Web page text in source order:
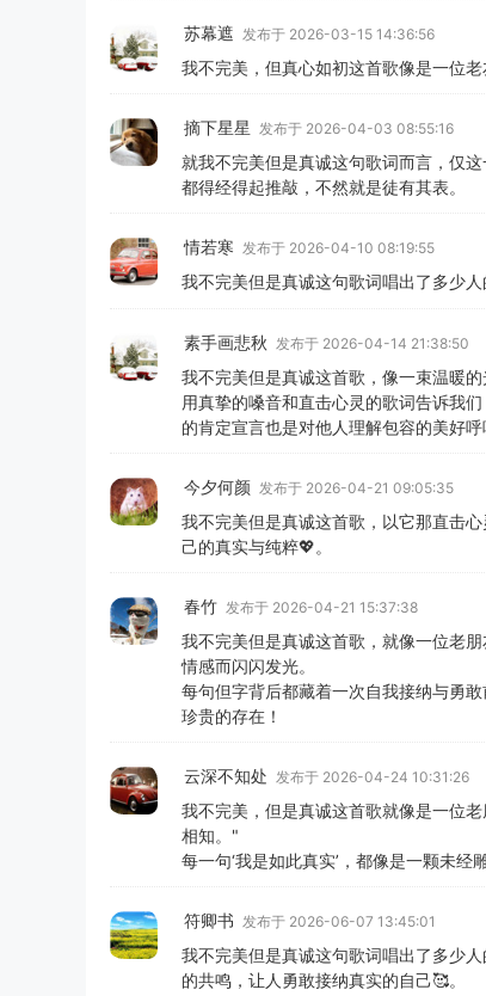
苏幕遮 发布于 2026-03-15 14:36:56
我不完美，但真心如初这首歌像是一位
摘下星星 发布于 2026-04-03 08:55:16
就我不完美但是真诚这句歌词而言，仅
都得经得起推敲，不然就是徒有其表。
情若寒 发布于 2026-04-10 08:19:55
我不完美但是真诚这句歌词唱出了多少
素手画悲秋 发布于 2026-04-14 21:38:50
我不完美但是真诚这首歌，像一束温暖
用真挚的嗓音和直击心灵的歌词告诉我
的肯定宣言也是对他人理解包容的美好
今夕何颜 发布于 2026-04-21 09:05:35
我不完美但是真诚这首歌，以它那直击
己的真实与纯粹💖。
春竹 发布于 2026-04-21 15:37:38
我不完美但是真诚这首歌，就像一位老
情感而闪闪发光。
每句但字背后都藏着一次自我接纳与勇
珍贵的存在！
云深不知处 发布于 2026-04-24 10:31:26
我不完美，但是真诚这首歌就像是一位
相知。"
每一句‘我是如此真实’，都像是一颗未
符卿书 发布于 2026-06-07 13:45:01
我不完美但是真诚这句歌词唱出了多少
的共鸣，让人勇敢接纳真实的自己🥰。